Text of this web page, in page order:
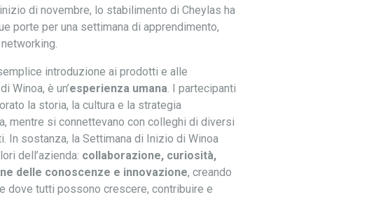
di novembre, lo stabilimento di Cheylas ha
porte per una settimana di apprendimento,
introduzione ai prodotti e alle
Winoa, è un’esperienza umana. I partecipanti
la storia, la cultura e la strategia
mentre si connettevano con colleghi di diversi
In sostanza, la Settimana di Inizio di Winoa
dell’azienda: collaborazione, curiosità,
delle conoscenze e innovazione, creando
dove tutti possono crescere, contribuire e